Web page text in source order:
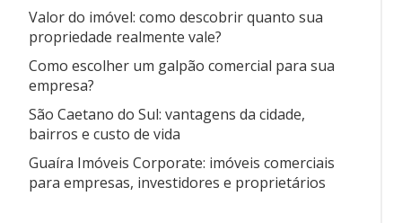
Valor do imóvel: como descobrir quanto sua
propriedade realmente vale?
Como escolher um galpão comercial para sua
empresa?
São Caetano do Sul: vantagens da cidade,
bairros e custo de vida
Guaíra Imóveis Corporate: imóveis comerciais
para empresas, investidores e proprietários